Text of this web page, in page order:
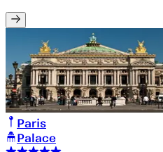
Paris
Palace